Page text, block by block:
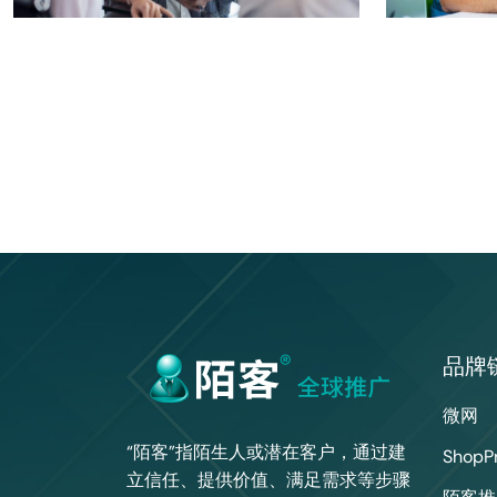
“陌客”指陌生人或潜在客户，通过建
立信任、提供价值、满足需求等步骤
品牌
微网